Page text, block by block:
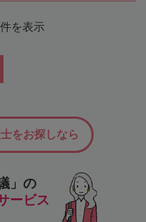
件を表示
」の
ービス
をお探しなら